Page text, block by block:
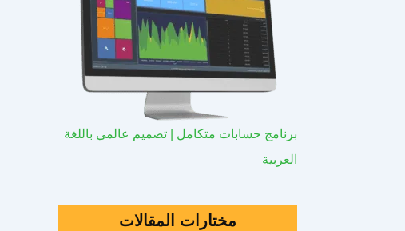
برنامج حسابات متكامل | تصميم عالمي باللغة
العربية
مختارات المقالات